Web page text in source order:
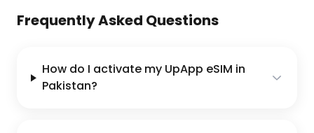
Frequently Asked Questions
How do I activate my UpApp eSIM in
Pakistan?